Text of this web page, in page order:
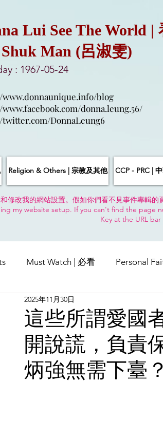
Lui See The World |
Man (呂淑雯)
: 1967-05-24
blog
donna.leung.56/
DonnaLeung6
Religion & Others | 宗教及其他 CCP - PRC |
修改我的網站設置。假如你們看不見事件專輯
my website setup. If you can't find the
Key at the URL
Must Watch | 必看 Personal
- Taiwan | 中國臺灣
Cabals | 撒旦集團 USA | 美國
這些所謂愛國
開說謊，負責
炳強無需下臺？
2025年11月30日